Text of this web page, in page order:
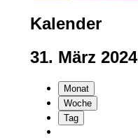
Kalender
31. März 2024
Monat
Woche
Tag